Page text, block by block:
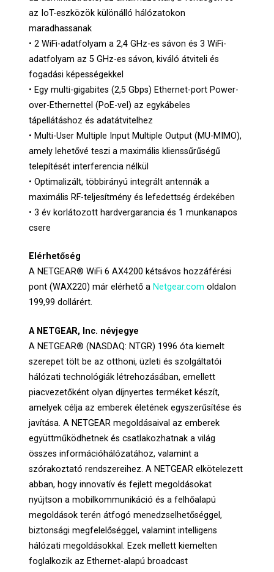
az IoT-eszközök különálló hálózatokon
maradhassanak
• 2 WiFi-adatfolyam a 2,4 GHz-es sávon és 3 WiFi-
adatfolyam az 5 GHz-es sávon, kiváló átviteli és
fogadási képességekkel
• Egy multi-gigabites (2,5 Gbps) Ethernet-port Power-
over-Ethernettel (PoE-vel) az egykábeles
tápellátáshoz és adatátvitelhez
• Multi-User Multiple Input Multiple Output (MU-MIMO),
amely lehetővé teszi a maximális klienssűrűségű
telepítését interferencia nélkül
• Optimalizált, többirányú integrált antennák a
maximális RF-teljesítmény és lefedettség érdekében
• 3 év korlátozott hardvergarancia és 1 munkanapos
csere
Elérhetőség
A NETGEAR® WiFi 6 AX4200 kétsávos hozzáférési
pont (WAX220) már elérhető a Netgear.com oldalon
199,99 dollárért.
A NETGEAR, Inc. névjegye
A NETGEAR® (NASDAQ: NTGR) 1996 óta kiemelt
szerepet tölt be az otthoni, üzleti és szolgáltatói
hálózati technológiák létrehozásában, emellett
piacvezetőként olyan díjnyertes terméket készít,
amelyek célja az emberek életének egyszerűsítése és
javítása. A NETGEAR megoldásaival az emberek
együttműködhetnek és csatlakozhatnak a világ
összes információhálózatához, valamint a
szórakoztató rendszereihez. A NETGEAR elkötelezett
abban, hogy innovatív és fejlett megoldásokat
nyújtson a mobilkommunikáció és a felhőalapú
megoldások terén átfogó menedzselhetőséggel,
biztonsági megfelelőséggel, valamint intelligens
hálózati megoldásokkal. Ezek mellett kiemelten
foglalkozik az Ethernet-alapú broadcast